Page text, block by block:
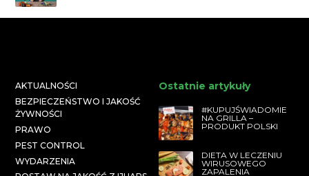
AKTUALNOŚCI
BEZPIECZEŃSTWO I JAKOŚĆ
ŻYWNOŚCI
PRAWO
PEST CONTROL
WYDARZENIA
Ostatnie artykuły
#KUPUJŚWIADOMIE
NA GRILLA –
PRODUKT POLSKI
DIETA W LECZENIU
WIRUSOWEGO
ZAPALENIA